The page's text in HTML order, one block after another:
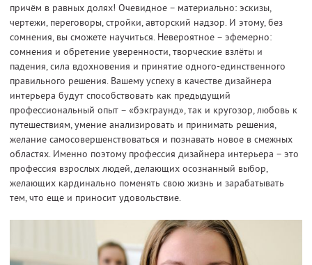
причём в равных долях! Очевидное – материально: эскизы,
чертежи, переговоры, стройки, авторский надзор. И этому, без
сомнения, вы сможете научиться. Невероятное – эфемерно:
сомнения и обретение уверенности, творческие взлёты и
падения, сила вдохновения и принятие одного-единственного
правильного решения. Вашему успеху в качестве дизайнера
интерьера будут способствовать как предыдущий
профессиональный опыт – «бэкграунд», так и кругозор, любовь к
путешествиям, умение анализировать и принимать решения,
желание самосовершенствоваться и познавать новое в смежных
областях. Именно поэтому профессия дизайнера интерьера – это
профессия взрослых людей, делающих осознанный выбор,
желающих кардинально поменять свою жизнь и зарабатывать
тем, что еще и приносит удовольствие.